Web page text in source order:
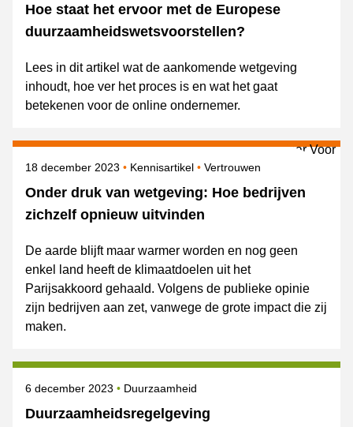
Hoe staat het ervoor met de Europese
duurzaamheidswetsvoorstellen?
Lees in dit artikel wat de aankomende wetgeving
inhoudt, hoe ver het proces is en wat het gaat
betekenen voor de online ondernemer.
Onder druk van wetgeving: Hoe bedrijven
zichzelf opnieuw uitvinden
Gepubliceerd op
18 december 2023 Kennisartikel Onderwerpen
Vertrouwen
De aarde blijft maar warmer worden en nog geen
enkel land heeft de klimaatdoelen uit het
Parijsakkoord gehaald. Volgens de publieke opinie
zijn bedrijven aan zet, vanwege de grote impact die zij
maken.
Duurzaamheidsregelgeving
Gepubliceerd op
6 december 2023 Onderwerpen
Duurzaamheid